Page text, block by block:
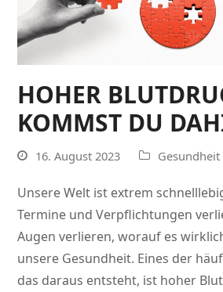
HOHER
KOMMST DU
16. August 2023 Gesundheit
Unsere Welt ist extrem
Termine und Verpflichtungen
Augen verlieren, worauf es
unsere Gesundheit. Eines der
das daraus entsteht, ist hoher